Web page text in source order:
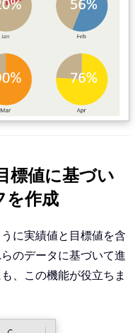
標値に基づい
を作成
に実績値と目標値を含
のデータに基づいて進
、この機能が役立ちま